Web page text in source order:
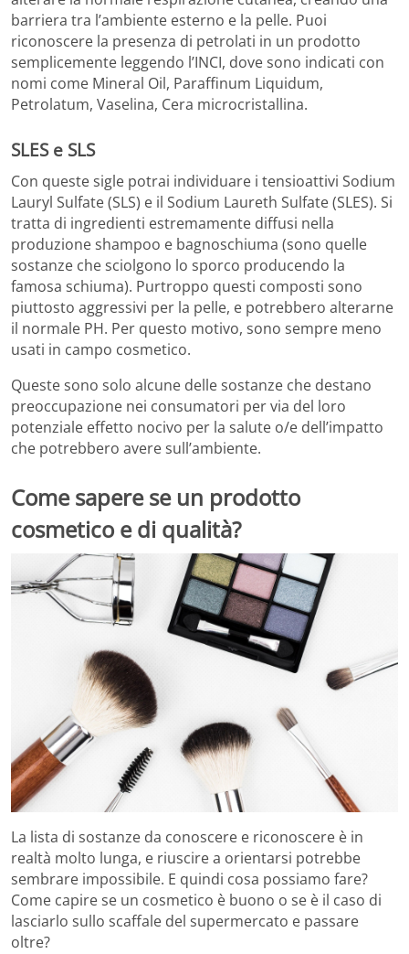
barriera tra l’ambiente esterno e la pelle. Puoi
riconoscere la presenza di petrolati in un prodotto
semplicemente leggendo l’INCI, dove sono indicati con
nomi come Mineral Oil, Paraffinum Liquidum,
Petrolatum, Vaselina, Cera microcristallina.
SLES e SLS
Con queste sigle potrai individuare i tensioattivi Sodium
Lauryl Sulfate (SLS) e il Sodium Laureth Sulfate (SLES). Si
tratta di ingredienti estremamente diffusi nella
produzione shampoo e bagnoschiuma (sono quelle
sostanze che sciolgono lo sporco producendo la
famosa schiuma). Purtroppo questi composti sono
piuttosto aggressivi per la pelle, e potrebbero alterarne
il normale PH. Per questo motivo, sono sempre meno
usati in campo cosmetico.
Queste sono solo alcune delle sostanze che destano
preoccupazione nei consumatori per via del loro
potenziale effetto nocivo per la salute o/e dell’impatto
che potrebbero avere sull’ambiente.
Come sapere se un prodotto
cosmetico e di qualità?
La lista di sostanze da conoscere e riconoscere è in
realtà molto lunga, e riuscire a orientarsi potrebbe
sembrare impossibile. E quindi cosa possiamo fare?
Come capire se un cosmetico è buono o se è il caso di
lasciarlo sullo scaffale del supermercato e passare
oltre?